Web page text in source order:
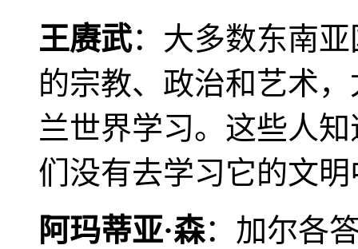
王赓武：大多数东南
的宗教、政治和艺术
兰世界学习。这些人
们没有去学习它的文
阿玛蒂亚·森：加尔各